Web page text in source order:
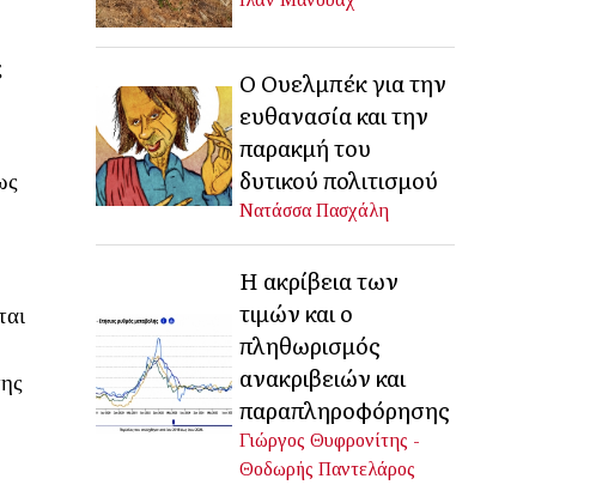
Ο Ουελμπέκ για την
ευθανασία και την
παρακμή του
δυτικού πολιτισμού
Νατάσσα Πασχάλη
Η ακρίβεια των
τιμών και ο
πληθωρισμός
ανακριβειών και
παραπληροφόρησης
Γιώργος Θυφρονίτης -
Θοδωρής Παντελάρος